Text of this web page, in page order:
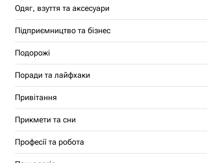
Одяг, взуття та аксесуари
Підприємництво та бізнес
Подорожі
Поради та лайфхаки
Привітання
Прикмети та сни
Професії та робота